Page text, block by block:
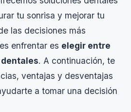
tu sonrisa y mejorar tu
las decisiones más
enfrentar es elegir entre
. A continuación, te
ventajas y desventajas
a tomar una decisión